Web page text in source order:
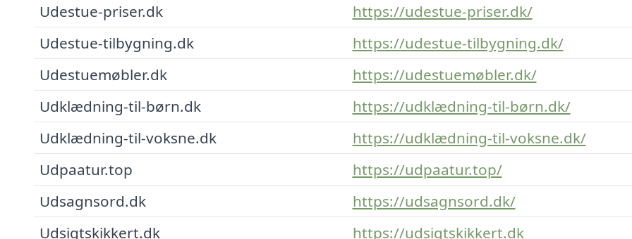
Udestue-priser.dk
https://udestue-priser.dk/
Udestue-tilbygning.dk
https://udestue-tilbygning.dk/
Udestuemøbler.dk
https://udestuemøbler.dk/
Udklædning-til-børn.dk
https://udklædning-til-børn.dk/
Udklædning-til-voksne.dk
https://udklædning-til-voksne.dk/
Udpaatur.top
https://udpaatur.top/
Udsagnsord.dk
https://udsagnsord.dk/
Udsigtskikkert.dk
https://udsigtskikkert.dk